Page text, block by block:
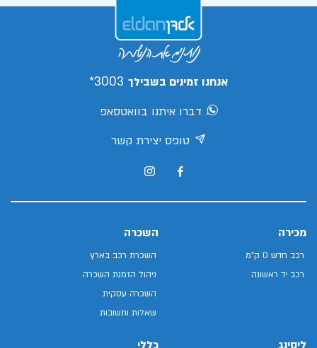
אנחנו זמינים בשבילך 3003*
דברו איתנו בוואטסאפ
טופס יצירת קשר
מכירה
רכב חדש 0 ק"מ
רכב יד ראשונה
השכרה
השכרת רכב בארץ
ניהול הזמנת השכרה
השכרה עסקית
שאלות ותשובות
ליסינג כללי